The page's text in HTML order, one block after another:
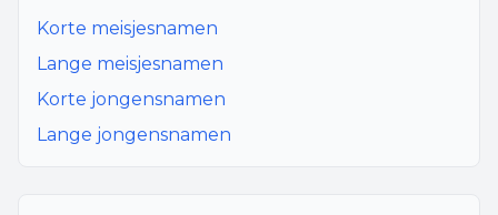
Korte meisjesnamen
Lange meisjesnamen
Korte jongensnamen
Lange jongensnamen